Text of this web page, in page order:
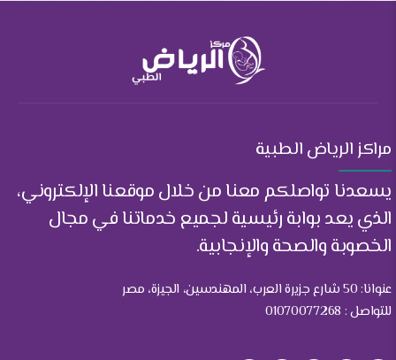
مراكز الرياض الطبية
يسعدنا تواصلكم معنا من خلال موقعنا الإلكتروني،
الذي يعد بوابة رئيسية لجميع خدماتنا في مجال
الخصوبة والصحة والإنجابية.
عنوانا: 50 شارع جزيرة العرب، المهندسين، الجيزة، مصر
للتواصل : 01070077268